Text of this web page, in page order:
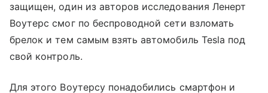
защищен, один из авторов исследования Ленерт
Воутерс смог по беспроводной сети взломать
брелок и тем самым взять автомобиль Tesla под
свой контроль.
Для этого Воутерсу понадобились смартфон и